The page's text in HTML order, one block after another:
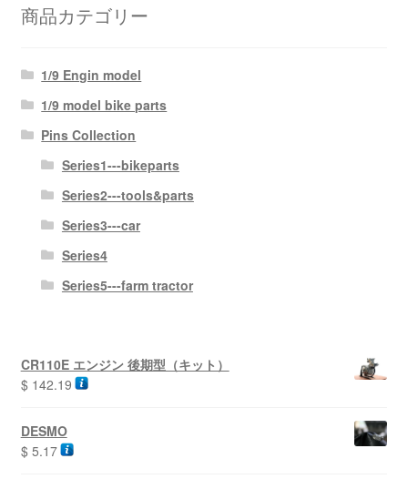
商品カテゴリー
1/9 Engin model
1/9 model bike parts
Pins Collection
Series1---bikeparts
Series2---tools&parts
Series3---car
Series4
Series5---farm tractor
CR110E エンジン 後期型（キット）
$142.19
DESMO
$5.17